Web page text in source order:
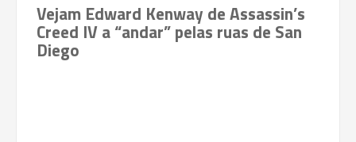
Vejam Edward Kenway de Assassin’s
Creed IV a “andar” pelas ruas de San
Diego